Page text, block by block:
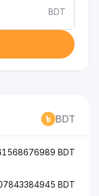
BDT
BDT
BDT
BDT